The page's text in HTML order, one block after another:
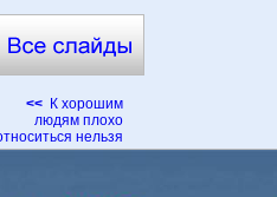
<< К хорошим
людям плохо
нельзя